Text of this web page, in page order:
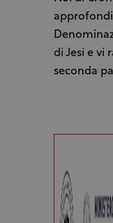
di Jesi e vi
seconda